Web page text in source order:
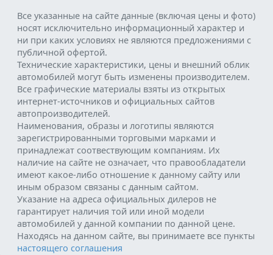
Все указанные на сайте данные (включая цены и фото)
носят исключительно информационный характер и
ни при каких условиях не являются предложениями с
публичной офертой.
Технические характеристики, цены и внешний облик
автомобилей могут быть изменены производителем.
Все графические материалы взяты из открытых
интернет-источников и официальных сайтов
автопроизводителей.
Наименования, образы и логотипы являются
зарегистрированными торговыми марками и
принадлежат соотвествующим компаниям. Их
наличие на сайте не означает, что правообладатели
имеют какое-либо отношение к данному сайту или
иным образом связаны с данным сайтом.
Указание на адреса официальных дилеров не
гарантирует наличия той или иной модели
автомобилей у данной компании по данной цене.
Находясь на данном сайте, вы принимаете все пункты
настоящего соглашения